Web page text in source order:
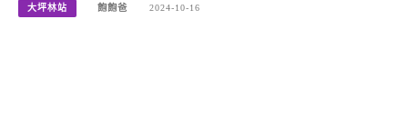
大坪林站 飽飽爸 2024-10-16